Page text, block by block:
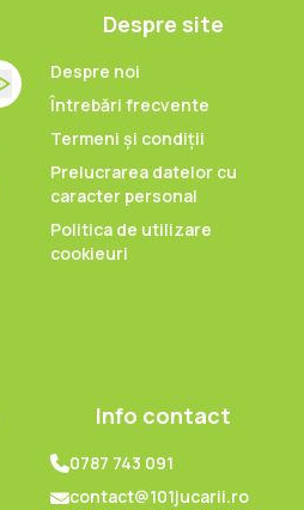
Despre site
Despre noi
Întrebări frecvente
Termeni și condiții
Prelucrarea datelor cu
caracter personal
Politica de utilizare
cookieuri
Info contact
0787 743 091
contact@101jucarii.ro